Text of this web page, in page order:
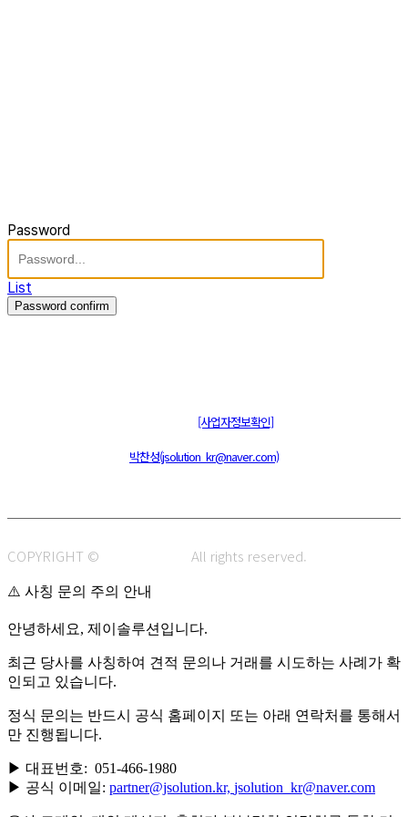
Password
List
Password confirm
[사업자정보확인]
박찬성(jsolution_kr@naver.com)
COPYRIGHT © All rights reserved.
⚠️ 사칭 문의 주의 안내
안녕하세요, 제이솔루션입니다.
최근 당사를 사칭하여 견적 문의나 거래를 시도하는 사례가 확
인되고 있습니다.
정식 문의는 반드시 공식 홈페이지 또는 아래 연락처를 통해서
만 진행됩니다.
▶ 대표번호: 051-466-1980
▶ 공식 이메일: partner@jsolution.kr, jsolution_kr@naver.com